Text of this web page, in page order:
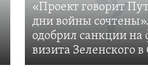
«Проект говорит
дни войны
одобрил санкции на
визита Зеленского